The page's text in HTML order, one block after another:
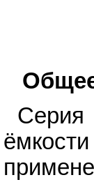
Серия